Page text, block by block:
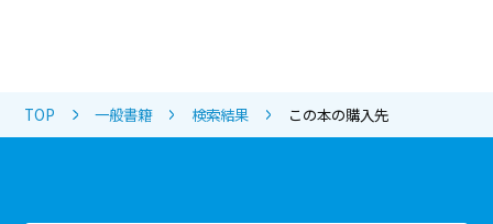
TOP 一般書籍 検索結果 この本の購入先